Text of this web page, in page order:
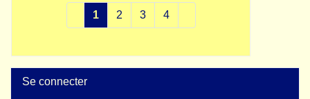
1
2 3 4
Se connecter